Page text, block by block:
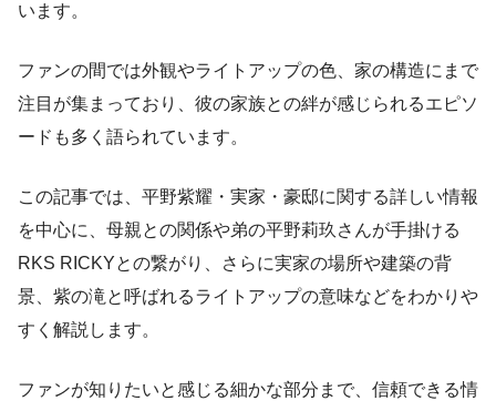
います。
ファンの間では外観やライトアップの色、家の構造にまで
注目が集まっており、彼の家族との絆が感じられるエピソ
ードも多く語られています。
この記事では、平野紫耀・実家・豪邸に関する詳しい情報
を中心に、母親との関係や弟の平野莉玖さんが手掛ける
RKS RICKYとの繋がり、さらに実家の場所や建築の背
景、紫の滝と呼ばれるライトアップの意味などをわかりや
すく解説します。
ファンが知りたいと感じる細かな部分まで、信頼できる情